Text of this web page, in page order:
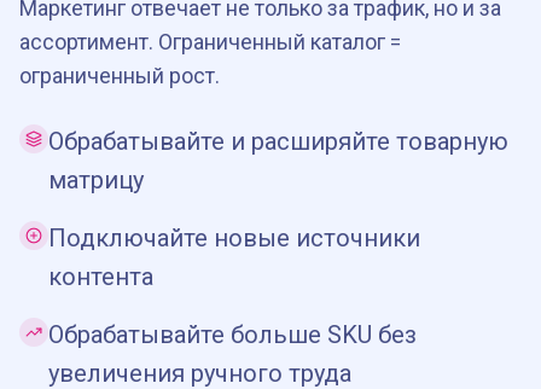
Маркетинг отвечает не только за трафик, но и за
ассортимент. Ограниченный каталог =
ограниченный рост.
Обрабатывайте и расширяйте товарную
матрицу
Подключайте новые источники
контента
Обрабатывайте больше SKU без
увеличения ручного труда